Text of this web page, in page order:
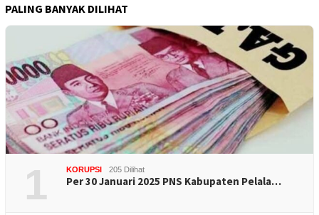
PALING BANYAK DILIHAT
1 KORUPSI 205 Dilihat
Per 30 Januari 2025 PNS Kabupaten Pelala…